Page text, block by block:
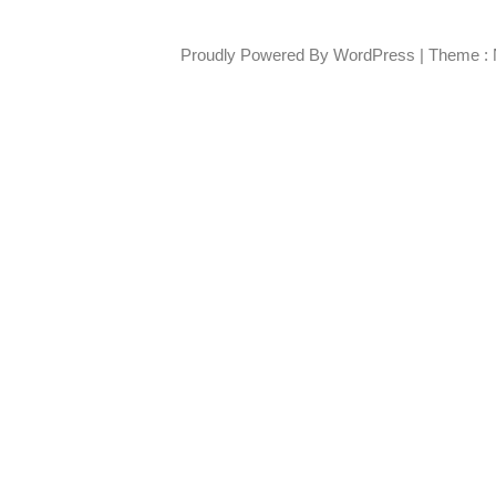
Proudly Powered By WordPress | Theme :